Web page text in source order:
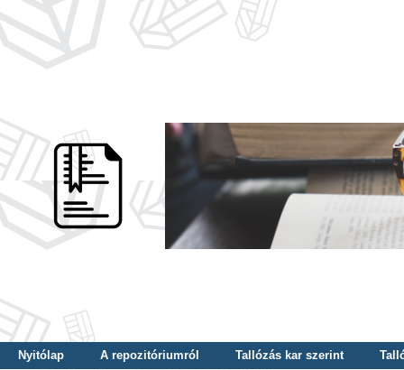
Nyitólap A repozitóriumról Tallózás kar szerint